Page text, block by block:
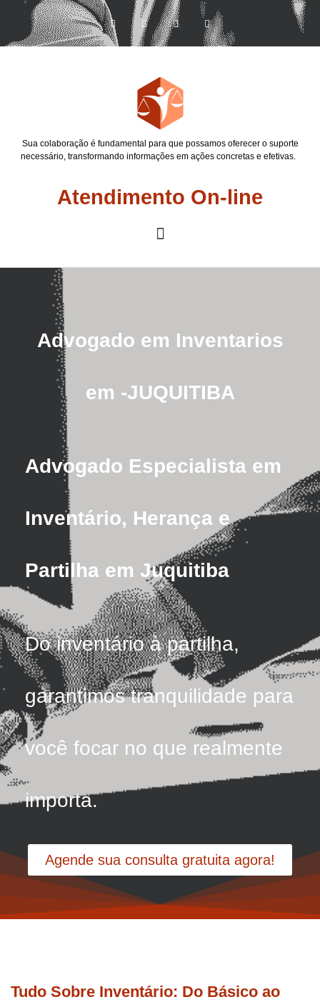
Sua colaboração é fundamental para que possamos oferecer o suporte
necessário, transformando informações em ações concretas e efetivas.
Atendimento On-line
Advogado em Inventarios
em -JUQUITIBA
Advogado Especialista em
Inventário, Herança e
Partilha em Juquitiba
Do inventário à partilha,
garantimos tranquilidade para
você focar no que realmente
importa.
Agende sua consulta gratuita agora!
Tudo Sobre Inventário: Do Básico ao